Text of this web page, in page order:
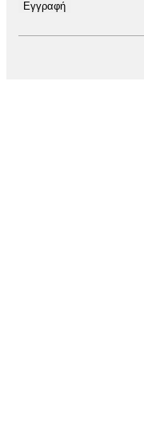
Εγγραφή